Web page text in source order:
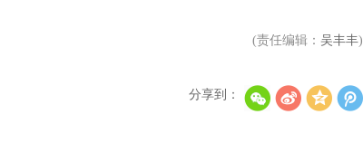
(责任编辑： 吴丰丰)
分享到：
NCT 127日本迷你专辑《LOVEHOLIC》荣登Oricon专